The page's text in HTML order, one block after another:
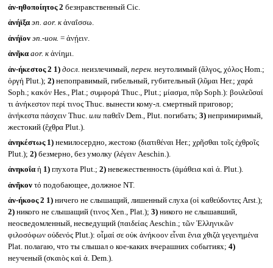
ἀν-ηθοποίητος 2 безнравственный Cic.
ἀνήϊξα эп. aor. кἀναΐσσω.
ἀνήϊον эп.-ион. = ἀνῄειν.
ἀνῆκα aor. кἀνίημι.
ἀν-ήκεστος 2 1) досл. неизлечимый, перен. неутолимый (ἄλγος, χόλος Hom.;
ὀργή Plut.); 2)непоправимый, гибельный, губительный (λῦμαι Her.; χαρά
Soph.; κακόν Hes., Plat.; συμφορά Thuc., Plut.; μίασμα, πῦρ Soph.): βουλεῦσαί
τι ἀνήκεστον περί τινος Thuc. вынести кому-л. смертный приговор;
ἀνήκεστα πάσχειν Thuc. или παθεῖν Dem., Plut. погибать; 3)непримиримый,
жестокий (ἔχθρα Plut.).
ἀνηκέστως 1)немилосердно, жестоко (διατιθέναι Her.; χρῆσθαι τοῖς ἐχθροῖς
Plut.); 2)безмерно, без умолку (λέγειν Aeschin.).
ἀνηκοΐα ἡ 1)глухота Plut.; 2)невежественность (ἀμάθεια καὶ ἀ. Plut.).
ἀνῆκον τό подобающее, должное NT.
ἀν-ήκοος 2 1)ничего не слышащий, лишенный слуха (οἱ καθεύδοντες Arst.);
2)никого не слышащий (τινος Xen., Plat.); 3)никого не слышавший,
неосведомленный, несведущий (παιδείας Aeschin.; τῶν Ἑλληνικῶν
φιλοσόφων οὐδενός Plut.): οἶμαί σε οὐκ ἀνήκοον εἶναι ἔνια χθιζὰ γεγενημένα
Plat. полагаю, что ты слышал о кое-каких вчерашних событиях; 4)
неученый (σκαιὸς καὶ ἀ. Dem.).